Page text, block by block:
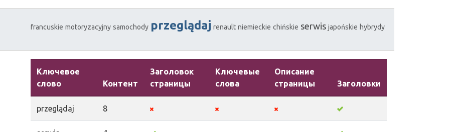
francuskie motoryzacyjny samochody przeglądaj renault niemieckie chińskie serwis japońskie hybrydy
Ключевое
слово
Контент
Заголовок
страницы
Ключевые
слова
Описание
страницы
Заголовки
przeglądaj 8